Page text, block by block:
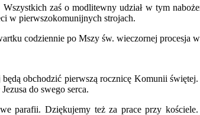
zaś o modlitewny udział w tym
w pierwszokomunijnych strojach.
codziennie po Mszy św. wieczornej procesja
obchodzić pierwszą rocznicę Komunii
do swego serca.
parafii. Dziękujemy też za prace przy